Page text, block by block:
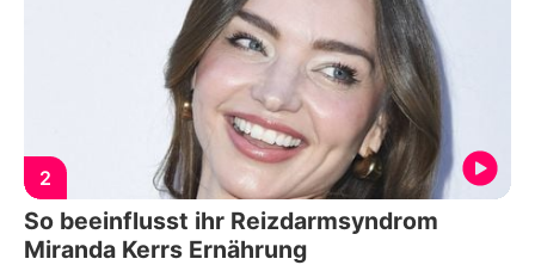
2
So beeinflusst ihr Reizdarmsyndrom
Miranda Kerrs Ernährung